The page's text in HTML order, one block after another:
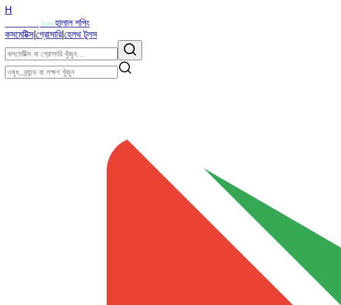
H
.comহালাল শপিং
কসমেটিক্স|গ্রোসারি|হেলথ টুলস